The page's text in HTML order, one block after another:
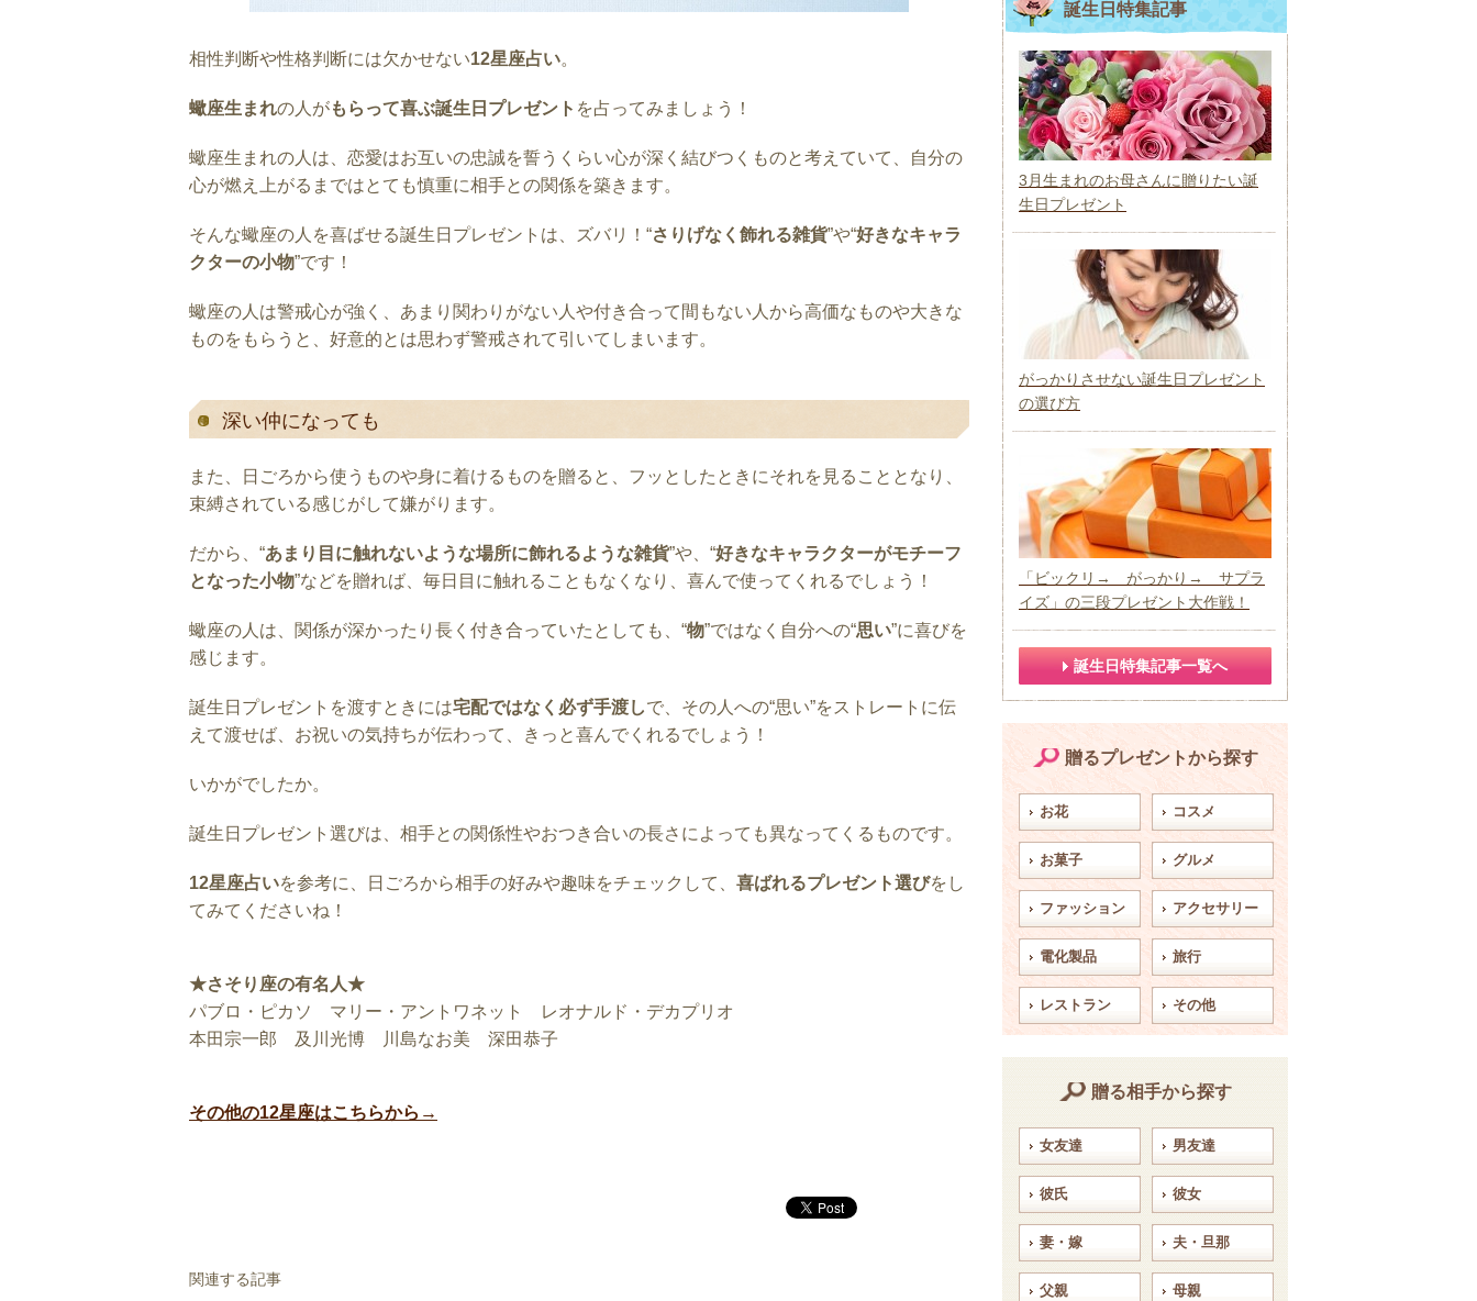
相性判断や性格判断には欠かせない12星座占い。
蠍座生まれの人がもらって喜ぶ誕生日プレゼント を占ってみましょう！
蠍座生まれの人は、恋愛はお互いの忠誠を誓うくらい心が深く結びつくものと考えていて、自分の
心が燃え上がるまではとても慎重に相手との関係を築きます。
そんな蠍座の人を喜ばせる誕生日プレゼントは、ズバリ！“さりげなく飾れる雑貨”や“好きなキャラ
クターの小物”です！
蠍座の人は警戒心が強く、あまり関わりがない人や付き合って間もない人から高価なものや大きな
ものをもらうと、好意的とは思わず警戒されて引いてしまいます。
深い仲になっても
また、日ごろから使うものや身に着けるものを贈ると、フッとしたときにそれを見ることとなり、
束縛されている感じがして嫌がります。
だから、“あまり目に触れないような場所に飾れるような雑貨”や、“好きなキャラクターがモチーフ
となった小物”などを贈れば、毎日目に触れることもなくなり、喜んで使ってくれるでしょう！
蠍座の人は、関係が深かったり長く付き合っていたとしても、“物”ではなく自分への“思い”に喜びを
感じます。
誕生日プレゼントを渡すときには宅配ではなく必ず手渡しで、その人への“思い”をストレートに伝
えて渡せば、お祝いの気持ちが伝わって、きっと喜んでくれるでしょう！
いかがでしたか。
誕生日プレゼント選びは、相手との関係性やおつき合いの長さによっても異なってくるものです。
12星座占いを参考に、日ごろから相手の好みや趣味をチェックして、 喜ばれるプレゼント選びをし
てみてくださいね！
★さそり座の有名人★
パブロ・ピカソ マリー・アントワネット レオナルド・デカプリオ
本田宗一郎 及川光博 川島なお美 深田恭子
その他の12星座はこちらから→
関連する記事
誕生日特集記事
3月生まれのお母さんに贈りたい誕
生日プレゼント
がっかりさせない誕生日プレゼント
の選び方
「ビックリ→ がっかり→ サプラ
イズ」の三段プレゼント大作戦！
誕生日特集記事一覧へ
贈るプレゼントから探す
お花 コスメ
お菓子 グルメ
ファッション アクセサリー
電化製品 旅行
レストラン その他
贈る相手から探す
女友達 男友達
彼氏 彼女
妻・嫁 夫・旦那
父親 母親